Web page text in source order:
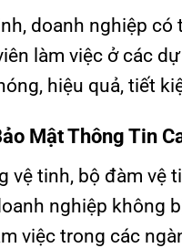
doanh nghiệp
làm việc ở các
hiệu quả, tiết
Mật Thông Tin
vệ tinh, bộ đàm vệ
nghiệp không
việc trong các